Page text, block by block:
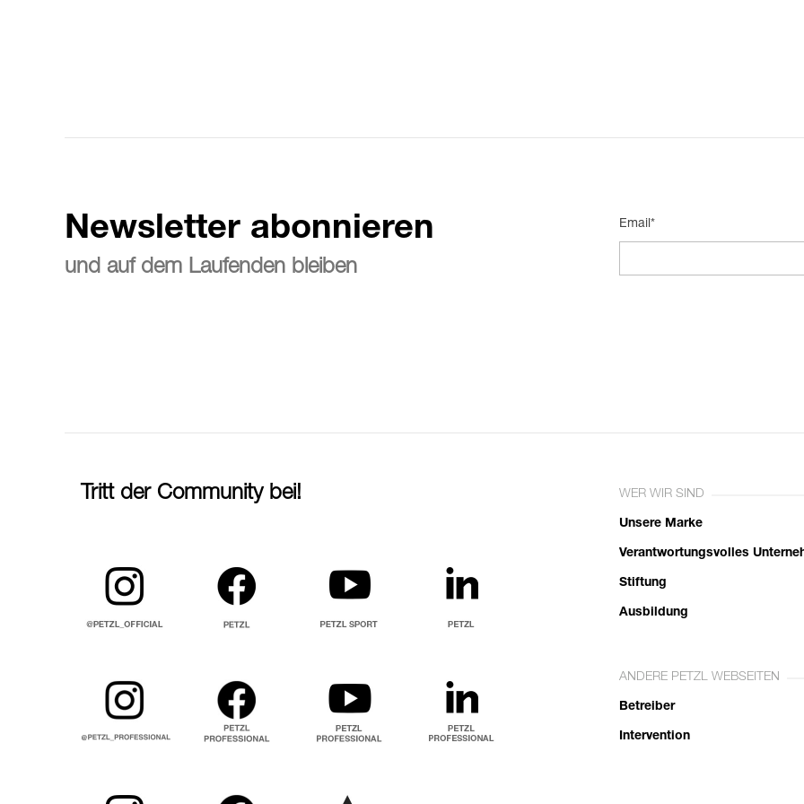
Newsletter abonnieren
und auf dem Laufenden bleiben
Email*
Tritt der Community bei! WER WIR SIND
Unsere Marke
Verantwortungsvolles
Stiftung
Ausbildung
ANDERE PETZL WEBSEITEN
Betreiber
Intervention